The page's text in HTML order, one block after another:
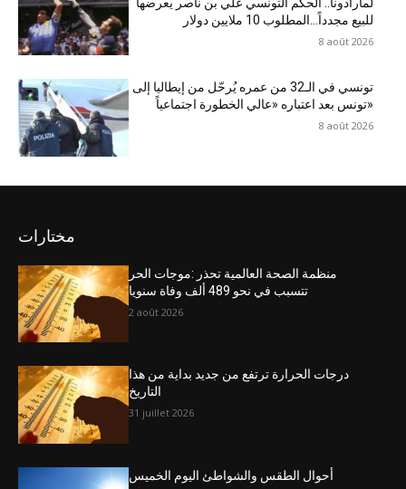
لمارادونا.. الحكم التونسي علي بن ناصر يعرضها
للبيع مجدداً…المطلوب 10 ملايين دولار
8 août 2026
تونسي في الـ32 من عمره يُرحّل من إيطاليا إلى
تونس بعد اعتباره «عالي الخطورة اجتماعياً»
8 août 2026
مختارات
منظمة الصحة العالمية تحذر :موجات الحر
تتسبب في نحو 489 ألف وفاة سنويا
2 août 2026
درجات الحرارة ترتفع من جديد بداية من هذا
التاريخ
31 juillet 2026
أحوال الطقس والشواطئ اليوم الخميس